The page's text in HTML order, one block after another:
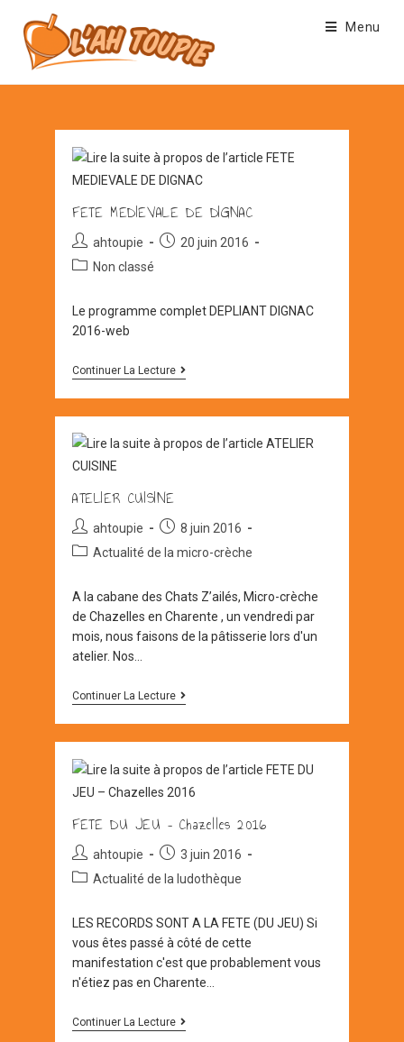
content
Menu
FETE MEDIEVALE DE DIGNAC
Auteur/autrice
de
ahtoupie
Post20 juin 2016
PostNon classé
Le programme complet DEPLIANT DIGNAC
2016-web
Continuer La LectureFETE
DE
DIGNAC
ATELIER CUISINE
Auteur/autrice
de
ahtoupie
Post
published:
8 juin 2016
PostActualité de la micro-crèche
A la cabane des Chats Z’ailés, Micro-crèche
de Chazelles en Charente , un vendredi par
mois, nous faisons de la pâtisserie lors d'un
atelier. Nos…
Continuer La LectureATELIER
FETE DU JEU – Chazelles 2016
Auteur/autrice
de
ahtoupie
Post
published:
3 juin 2016
PostActualité de la ludothèque
LES RECORDS SONT A LA FETE (DU JEU) Si
vous êtes passé à côté de cette
manifestation c'est que probablement vous
n'étiez pas en Charente…
Continuer La LectureFETE